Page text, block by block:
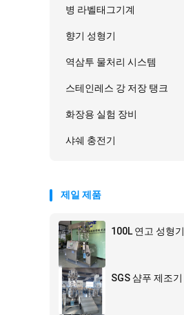
병 라벨태그기계
향기 성형기
역삼투 물처리 시스템
스테인레스 강 저장 탱크
화장용 실험 장비
샤쉐 충전기
제일 제품
100L 연고 성형기
SGS 샴푸 제조기